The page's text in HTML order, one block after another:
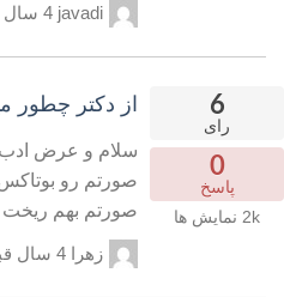
javadi 4 سال قبل
6
رای
0
پاسخ
2k
نمایش ها
از دکتر چطور
سلام و عرض ادب
صورتم رو بوتاکس
صورتم بهم ریخت
زهرا 4 سال قبل